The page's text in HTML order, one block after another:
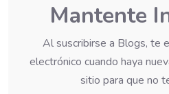
Mantente
Al suscribirse a Blogs, te
electrónico cuando haya
sitio para que no